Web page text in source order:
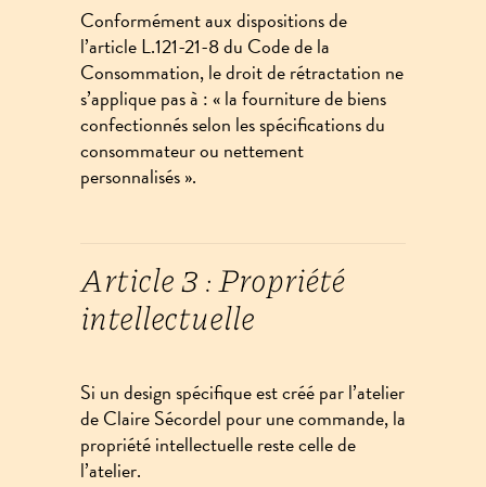
Conformément aux dispositions de
l’article L.121-21-8 du Code de la
Consommation, le droit de rétractation ne
s’applique pas à : « la fourniture de biens
confectionnés selon les spécifications du
consommateur ou nettement
personnalisés ».
Article 3 : Propriété
intellectuelle
Si un design spécifique est créé par l’atelier
de Claire Sécordel pour une commande, la
propriété intellectuelle reste celle de
l’atelier.